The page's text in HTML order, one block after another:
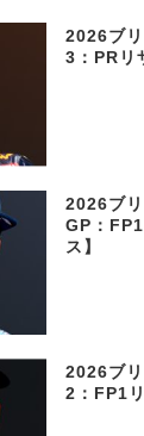
2026ブ
3：PRリ
2026ブ
GP：
ス】
2026ブ
2：FP1